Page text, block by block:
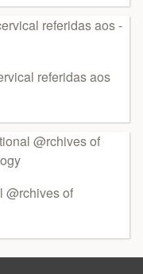
referidas aos
@rchives of